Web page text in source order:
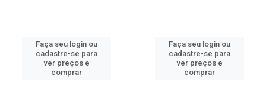
Faça seu login ou
cadastre-se para
ver preços e
comprar
Faça seu login ou
cadastre-se para
ver preços e
comprar